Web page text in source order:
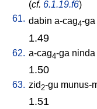
(cf. 6.1.19.f6)
61. dabin a-cag4-ga
1.49
62. a-cag4-ga ninda
1.50
63. zid 2-gu munus-
1.51